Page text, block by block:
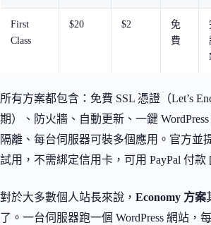
First
Class
$20 $2
免
費
所有方案都包含：免費 SSL 憑證（Let’s
期）、防火牆、自動更新、一鍵
隔離、每台伺服器可裝多個應用。官方並
試用，不需綁定信用卡，可用 PayPal 付款
對於大多數個人站長來說， Economy 方案
了。一台伺服器跑一個 WordPress 網站，